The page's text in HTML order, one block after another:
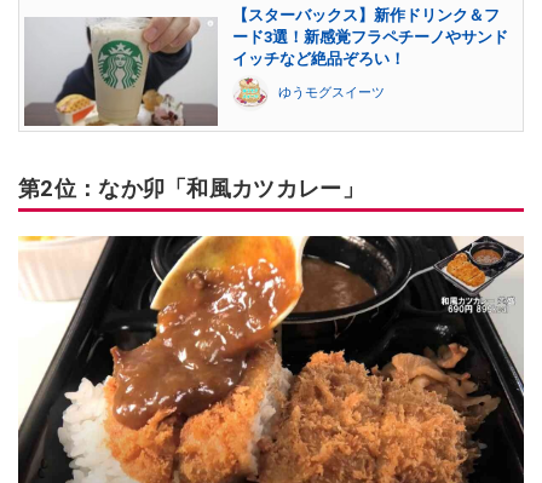
【スターバックス】新作ドリンク＆フ
ード3選！新感覚フラペチーノやサンド
イッチなど絶品ぞろい！
ゆうモグスイーツ
第2位：なか卯「和風カツカレー」